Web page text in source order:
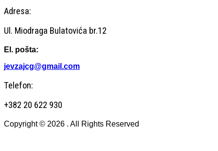
Adresa:
Ul. Miodraga Bulatovića br.12
El. pošta:
jevzajcg@gmail.com
Telefon:
+382 20 622 930
Copyright © 2026 . All Rights Reserved